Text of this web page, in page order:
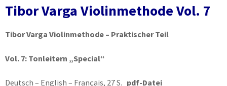
Tibor Varga Violinmethode Vol. 7
Tibor Varga Violinmethode – Praktischer Teil
Vol. 7: Tonleitern „Special“
Deutsch – English – Français, 27 S. pdf-Datei